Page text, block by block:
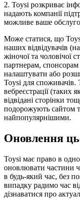
2. Toysi розкриває
надають компанії
можливе ваше
Може статися, що
наших відвідувачів
жіночої та чоловічої
партнерам,
налаштувати або
Toysi для споживачів.
вебреєстрації (таких
відвідані сторінки
подорожують сайтом
найпопулярнішими.
Оновлення
Toysi має право в
оновлювати частини
в будь-який час, без
випадку радимо час
дізнаватися про